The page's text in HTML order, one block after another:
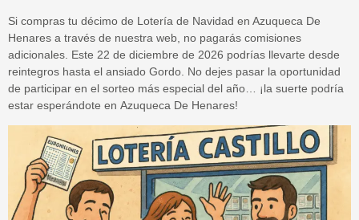
Si compras tu décimo de Lotería de Navidad en Azuqueca De
Henares a través de nuestra web, no pagarás comisiones
adicionales. Este 22 de diciembre de 2026 podrías llevarte desde
reintegros hasta el ansiado Gordo. No dejes pasar la oportunidad
de participar en el sorteo más especial del año… ¡la suerte podría
estar esperándote en Azuqueca De Henares!